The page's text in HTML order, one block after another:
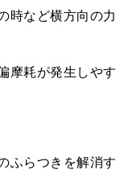
時など横方向の力
摩耗が発生しやす
ふらつきを解消す